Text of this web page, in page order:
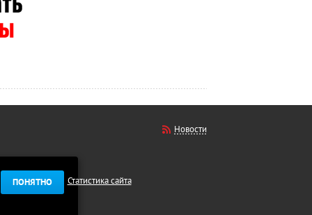
ПОНЯТНО
Новости
Статистика сайта